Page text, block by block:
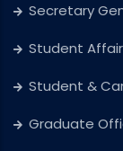
Secretary
Student
Student &
Graduate